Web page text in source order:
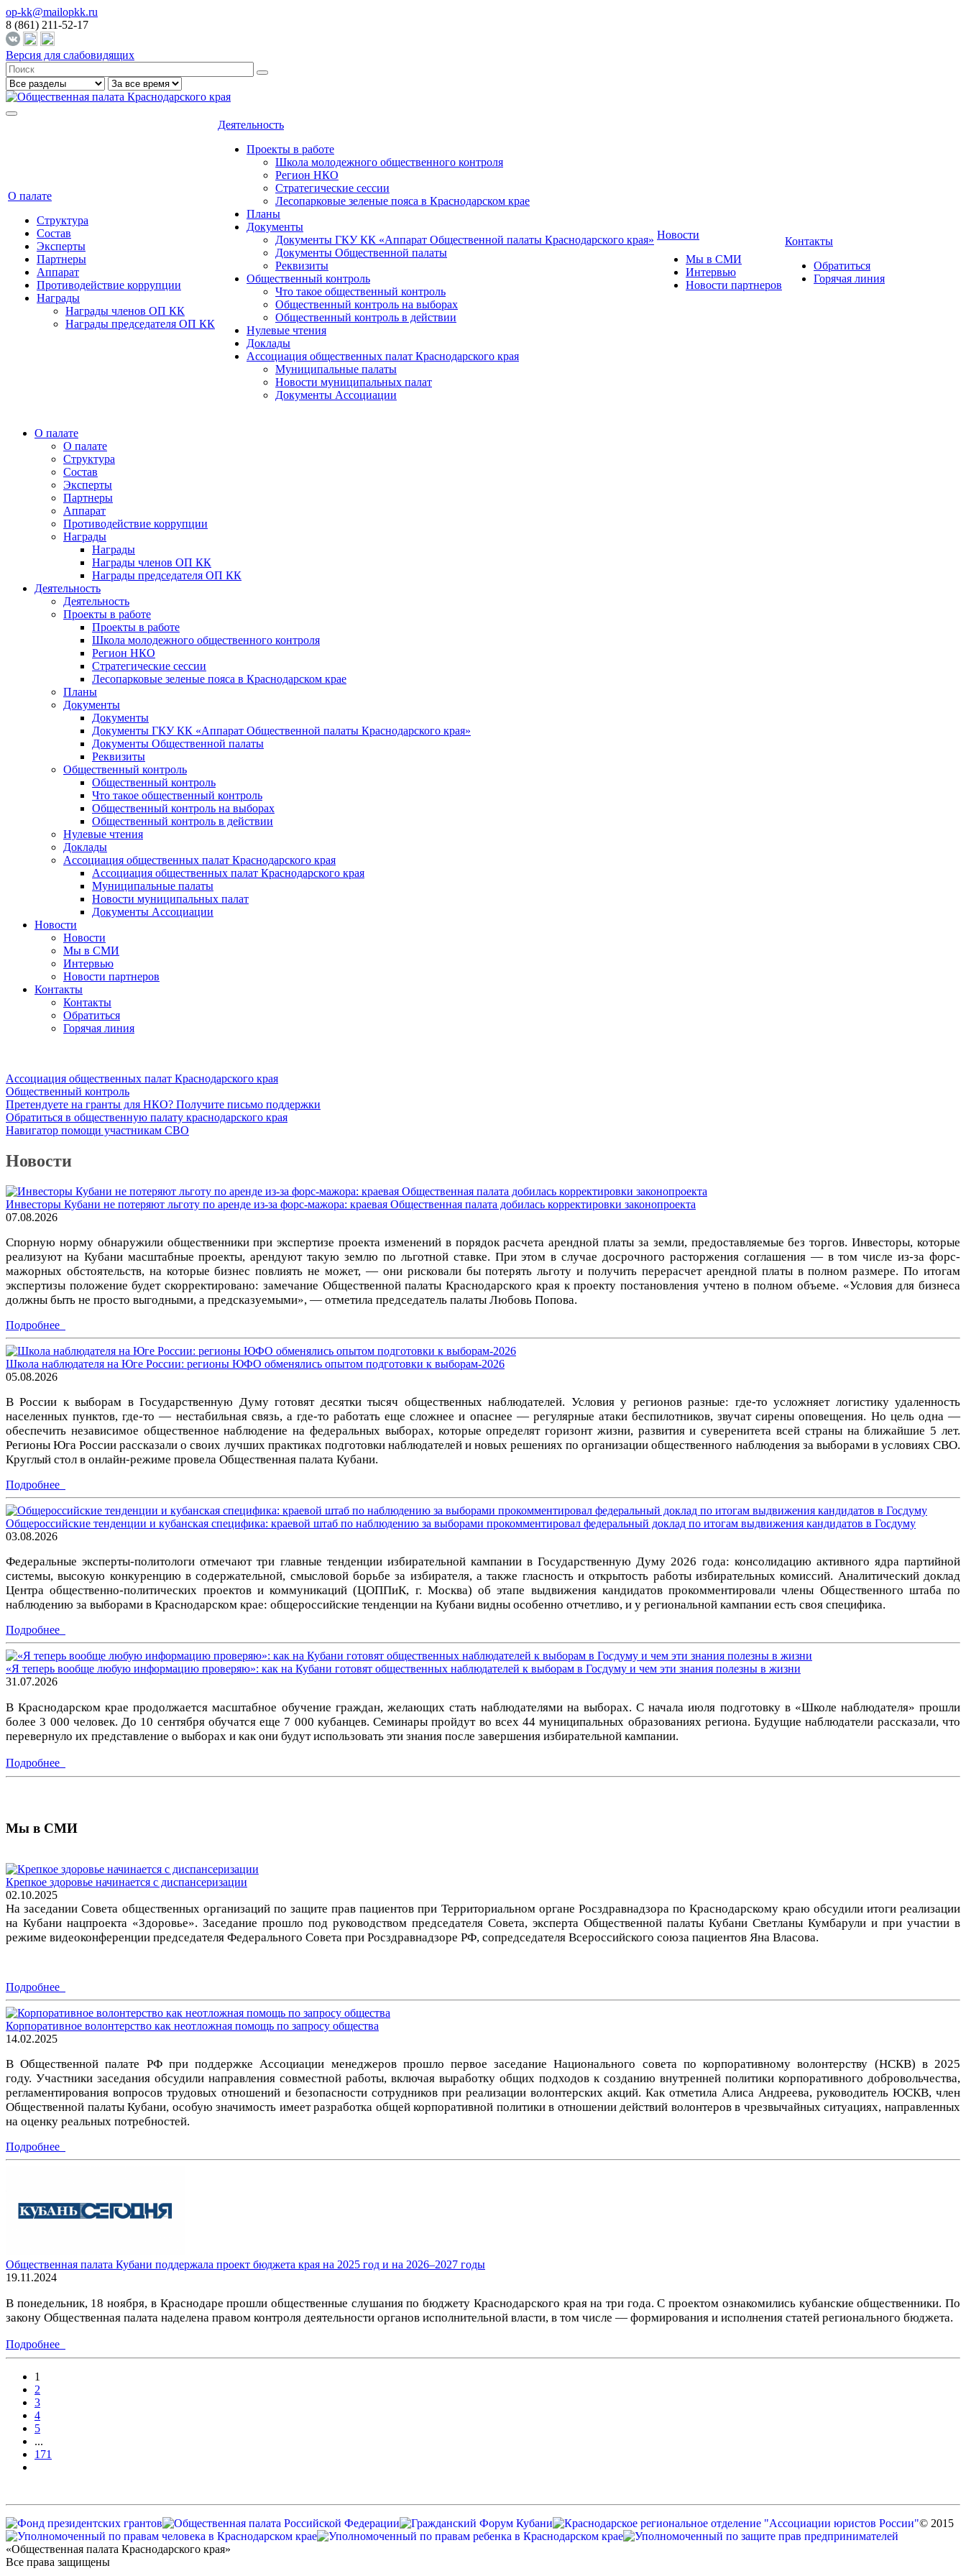
op-kk@mailopkk.ru
8 (861) 211-52-17
Версия для слабовидящих
О палате
Структура
Состав
Эксперты
Партнеры
Аппарат
Противодействие коррупции
Награды
Награды членов ОП КК
Награды председателя ОП КК
Деятельность
Проекты в работе
Школа молодежного общественного контроля
Регион НКО
Стратегические сессии
Лесопарковые зеленые пояса в Краснодарском крае
Планы
Документы
Документы ГКУ КК «Аппарат Общественной палаты Краснодарского края»
Документы Общественной палаты
Реквизиты
Общественный контроль
Что такое общественный контроль
Общественный контроль на выборах
Общественный контроль в действии
Нулевые чтения
Доклады
Ассоциация общественных палат Краснодарского края
Муниципальные палаты
Новости муниципальных палат
Документы Ассоциации
Новости
Мы в СМИ
Интервью
Новости партнеров
Контакты
Обратиться
Горячая линия
О палате
О палате
Структура
Состав
Эксперты
Партнеры
Аппарат
Противодействие коррупции
Награды
Награды
Награды членов ОП КК
Награды председателя ОП КК
Деятельность
Деятельность
Проекты в работе
Проекты в работе
Школа молодежного общественного контроля
Регион НКО
Стратегические сессии
Лесопарковые зеленые пояса в Краснодарском крае
Планы
Документы
Документы
Документы ГКУ КК «Аппарат Общественной палаты Краснодарского края»
Документы Общественной палаты
Реквизиты
Общественный контроль
Общественный контроль
Что такое общественный контроль
Общественный контроль на выборах
Общественный контроль в действии
Нулевые чтения
Доклады
Ассоциация общественных палат Краснодарского края
Ассоциация общественных палат Краснодарского края
Муниципальные палаты
Новости муниципальных палат
Документы Ассоциации
Новости
Новости
Мы в СМИ
Интервью
Новости партнеров
Контакты
Контакты
Обратиться
Горячая линия
Ассоциация общественных палат Краснодарского края
Общественный контроль
Претендуете на гранты для НКО? Получите письмо поддержки
Обратиться в общественную палату краснодарского края
Навигатор помощи участникам СВО
Новости
Инвесторы Кубани не потеряют льготу по аренде из-за форс-мажора: краевая Общественная палата добилась корректировки законопроекта
07.08.2026
Спорную норму обнаружили общественники при экспертизе проекта изменений в порядок расчета арендной платы за земли, предоставляемые без торгов. Инвесторы, которые
реализуют на Кубани масштабные проекты, арендуют такую землю по льготной ставке. При этом в случае досрочного расторжения соглашения — в том числе из-за форс-
мажорных обстоятельств, на которые бизнес повлиять не может, — они рисковали бы потерять льготу и получить перерасчет арендной платы в полном размере. По итогам
экспертизы положение будет скорректировано: замечание Общественной палаты Краснодарского края к проекту постановления учтено в полном объеме. «Условия для бизнеса
должны быть не просто выгодными, а предсказуемыми», — отметила председатель палаты Любовь Попова.
Подробнее
Школа наблюдателя на Юге России: регионы ЮФО обменялись опытом подготовки к выборам-2026
05.08.2026
В России к выборам в Государственную Думу готовят десятки тысяч общественных наблюдателей. Условия у регионов разные: где-то усложняет логистику удаленность
населенных пунктов, где-то — нестабильная связь, а где-то работать еще сложнее и опаснее — регулярные атаки беспилотников, звучат сирены оповещения. Но цель одна —
обеспечить независимое общественное наблюдение на федеральных выборах, которые определят горизонт жизни, развития и суверенитета всей страны на ближайшие 5 лет.
Регионы Юга России рассказали о своих лучших практиках подготовки наблюдателей и новых решениях по организации общественного наблюдения за выборами в условиях СВО.
Круглый стол в онлайн-режиме провела Общественная палата Кубани.
Подробнее
Общероссийские тенденции и кубанская специфика: краевой штаб по наблюдению за выборами прокомментировал федеральный доклад по итогам выдвижения кандидатов в Госдуму
03.08.2026
Федеральные эксперты-политологи отмечают три главные тенденции избирательной кампании в Государственную Думу 2026 года: консолидацию активного ядра партийной
системы, высокую конкуренцию в содержательной, смысловой борьбе за избирателя, а также гласность и открытость работы избирательных комиссий. Аналитический доклад
Центра общественно-политических проектов и коммуникаций (ЦОППиК, г. Москва) об этапе выдвижения кандидатов прокомментировали члены Общественного штаба по
наблюдению за выборами в Краснодарском крае: общероссийские тенденции на Кубани видны особенно отчетливо, и у региональной кампании есть своя специфика.
Подробнее
«Я теперь вообще любую информацию проверяю»: как на Кубани готовят общественных наблюдателей к выборам в Госдуму и чем эти знания полезны в жизни
31.07.2026
В Краснодарском крае продолжается масштабное обучение граждан, желающих стать наблюдателями на выборах. С начала июля подготовку в «Школе наблюдателя» прошли
более 3 000 человек. До 10 сентября обучатся еще 7 000 кубанцев. Семинары пройдут во всех 44 муниципальных образованиях региона. Будущие наблюдатели рассказали, что
перевернуло их представление о выборах и как они будут использовать эти знания после завершения избирательной кампании.
Подробнее
Мы в СМИ
Крепкое здоровье начинается с диспансеризации
02.10.2025
На заседании Совета общественных организаций по защите прав пациентов при Территориальном органе Росздравнадзора по Краснодарскому краю обсудили итоги реализации
на Кубани нацпроекта «Здоровье». Заседание прошло под руководством председателя Совета, эксперта Общественной палаты Кубани Светланы Кумбарули и при участии в
режиме видеоконференции председателя Федерального Совета при Росздравнадзоре РФ, сопредседателя Всероссийского союза пациентов Яна Власова.
Подробнее
Корпоративное волонтерство как неотложная помощь по запросу общества
14.02.2025
В Общественной палате РФ при поддержке Ассоциации менеджеров прошло первое заседание Национального совета по корпоративному волонтерству (НСКВ) в 2025
году. Участники заседания обсудили направления совместной работы, включая выработку общих подходов к созданию внутренней политики корпоративного добровольчества,
регламентирования вопросов трудовых отношений и безопасности сотрудников при реализации волонтерских акций. Как отметила Алиса Андреева, руководитель ЮСКВ, член
Общественной палаты Кубани, особую значимость имеет разработка общей корпоративной политики в отношении действий волонтеров в чрезвычайных ситуациях, направленных
на оценку реальных потребностей.
Подробнее
Общественная палата Кубани поддержала проект бюджета края на 2025 год и на 2026–2027 годы
19.11.2024
В понедельник, 18 ноября, в Краснодаре прошли общественные слушания по бюджету Краснодарского края на три года. С проектом ознакомились кубанские общественники. По
закону Общественная палата наделена правом контроля деятельности органов исполнительной власти, в том числе — формирования и исполнения статей регионального бюджета.
Подробнее
1
2
3
4
5
...
171
© 2015
«Общественная палата Краснодарского края»
Все права защищены